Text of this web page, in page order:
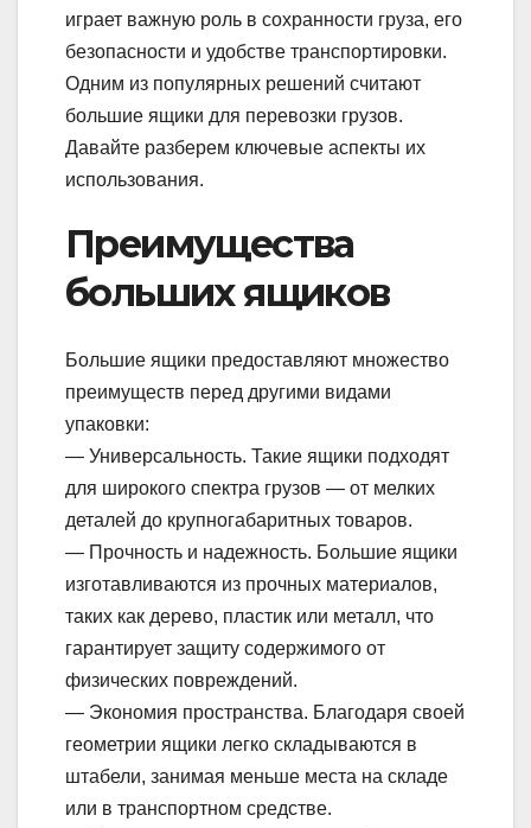
играет важную роль в сохранности груза, его
безопасности и удобстве транспортировки.
Одним из популярных решений считают
большие ящики для перевозки грузов.
Давайте разберем ключевые аспекты их
использования.
Преимущества
больших ящиков
Большие ящики предоставляют множество
преимуществ перед другими видами
упаковки:
— Универсальность. Такие ящики подходят
для широкого спектра грузов — от мелких
деталей до крупногабаритных товаров.
— Прочность и надежность. Большие ящики
изготавливаются из прочных материалов,
таких как дерево, пластик или металл, что
гарантирует защиту содержимого от
физических повреждений.
— Экономия пространства. Благодаря своей
геометрии ящики легко складываются в
штабели, занимая меньше места на складе
или в транспортном средстве.